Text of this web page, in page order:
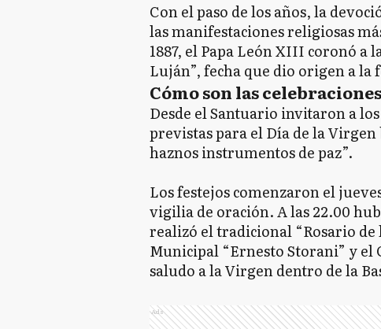
Con el paso de los años, la
las manifestaciones religiosas
1887, el Papa León XIII coronó a
Luján”, fecha que dio origen a la
Cómo son las
Desde el Santuario invitaron a
previstas para el Día de la
haznos instrumentos de paz”.
Los festejos comenzaron el
vigilia de oración. A las 22.00
realizó el tradicional “Rosario de
Municipal “Ernesto Storani” y
saludo a la Virgen dentro de la
Ads